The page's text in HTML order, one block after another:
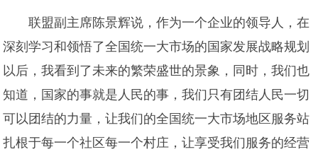
联盟副主席陈景辉说，作为一个企业的领导人，在
深刻学习和领悟了全国统一大市场的国家发展战略规划
以后，我看到了未来的繁荣盛世的景象，同时，我们也
知道，国家的事就是人民的事，我们只有团结人民一切
可以团结的力量，让我们的全国统一大市场地区服务站
扎根于每一个社区每一个村庄，让享受我们服务的经营